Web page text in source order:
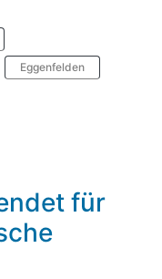
Eggenfelden
für